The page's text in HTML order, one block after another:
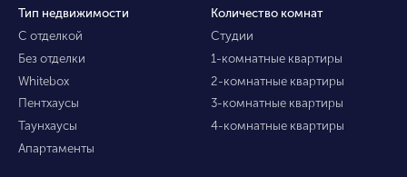
Тип недвижимости
С отделкой
Без отделки
Whitebox
Пентхаусы
Таунхаусы
Апартаменты
Количество комнат
Студии
1-комнатные квартиры
2-комнатные квартиры
3-комнатные квартиры
4-комнатные квартиры